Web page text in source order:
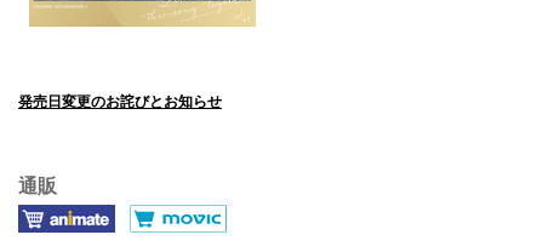
発売日変更のお詫びとお知らせ
通販